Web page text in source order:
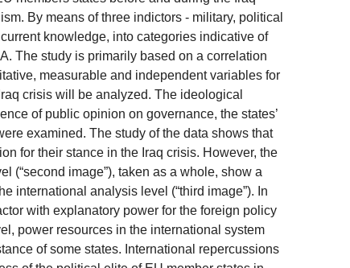
By means of three indictors - military, political
knowledge, into categories indicative of
The study is primarily based on a correlation
measurable and independent variables for
crisis will be analyzed. The ideological
of public opinion on governance, the states’
examined. The study of the data shows that
for their stance in the Iraq crisis. However, the
(“second image”), taken as a whole, show a
international analysis level (“third image”). In
with explanatory power for the foreign policy
power resources in the international system
of some states. International repercussions